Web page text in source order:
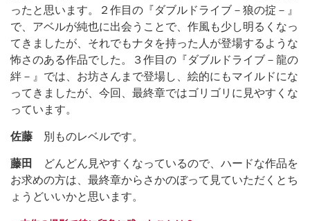
ったと思います。２作目の『ダブルドライブ－狼の掟－』
で、アベルが純也に出会うことで、作風も少し明るくなっ
てきましたが、それでもナタを持った人が登場するような
怖さのある作品でした。３作目の『ダブルドライブ－龍の
絆－』では、お坊さんまで登場し、絵的にもマイルドにな
ってきましたが、今回、最終章ではゴリゴリに見やすくな
っています。
佐藤 別ものレベルです。
藤田
どんどん見やすくなっているので、ハードな作品を
お求めの方は、最終章からさかのぼって見ていただくとち
ょうどいいかと思います。